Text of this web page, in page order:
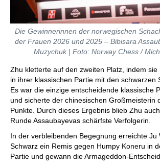
Die Gewinnerinnen der norwegischen
der Frauen 2026 und 2025 – Bibisara
Muzychuk | Foto: Norway Chess /
Zhu kletterte auf den zweiten Platz, indem sie
in ihrer klassischen Partie mit den schwarzen
Es war die einzige entscheidende klassische
und sicherte der chinesischen Großmeisterin
Punkte. Durch dieses Ergebnis blieb Zhu
Runde Assaubayevas schärfste Verfolgerin.
In der verbleibenden Begegnung erreichte Ju
Schwarz ein Remis gegen Humpy Koneru in
Partie und gewann die Armageddon-